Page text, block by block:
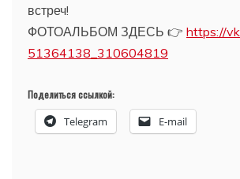
встреч!
ФОТОАЛЬБОМ ЗДЕСЬ 👉 https://
51364138_310604819
Поделиться ссылкой:
Telegram E-mail